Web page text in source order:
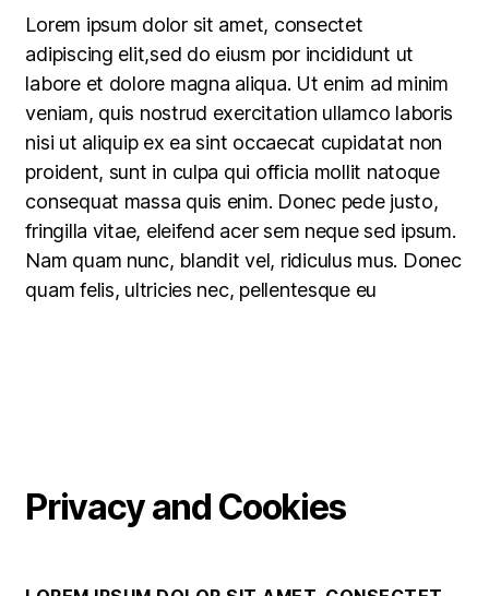
Lorem ipsum dolor sit amet, consectet
adipiscing elit,sed do eiusm por incididunt ut
labore et dolore magna aliqua. Ut enim ad minim
veniam, quis nostrud exercitation ullamco laboris
nisi ut aliquip ex ea sint occaecat cupidatat non
proident, sunt in culpa qui officia mollit natoque
consequat massa quis enim. Donec pede justo,
fringilla vitae, eleifend acer sem neque sed ipsum.
Nam quam nunc, blandit vel, ridiculus mus. Donec
quam felis, ultricies nec, pellentesque eu
Privacy and Cookies